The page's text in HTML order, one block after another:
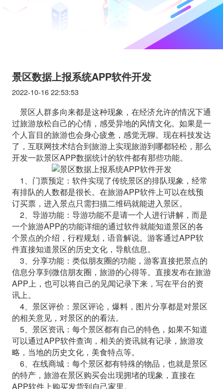
景区数据上报系统APP软件开发
2022-10-16 22:53:53
景区人群多向来都是这种现象，在经济允许的情况下通
过旅游放松自己的心情，感受异地的风情文化。如果是一
个人盲目的旅游也会身心疲惫，感觉无聊。现在科技发达
了，互联网技术结合到旅游上实现旅游到哪都轻松，那么
开发一款景区APP数据统计的软件都有那些功能。
1、门票预定：软件实现了传统景区的排队现象，经常
有排队的人数都是很长。在旅游APP软件上可以在线预
订买票，进入景点只需扫描二维码就能进入景区。
2、导游功能：导游功能不是请一个人进行讲解，而是
一个旅游APP的功能详细的通过软件就能知道景区的各
个景点的介绍，行程规划，语音解说。游客通过APP软
件直接知道景区的历史文化，导航信息。
3、分享功能：类似朋友圈的功能，游客直接把景点的
信息分享到微信朋友圈，旅游的心得等。直接发布在旅游
APP上，也可以将自己的见闻记录下来，写在平台的资
讯上。
4、景区评价：景区评论，爆料，图片分享都是对景区
的相关意见，对景区的的看法。
5、景区资讯：每个景区都有自己的特色，如果不知道
可以通过APP软件查询，相关的资讯就有记录，旅游攻
略，当地的历史文化，美食特点等。
6、在线商城：每个景区都有特殊的物品，也就是景区
的特产，旅游在景区购买会出现拥堵的现象，直接在
APP软件上购买发货到自己家里。